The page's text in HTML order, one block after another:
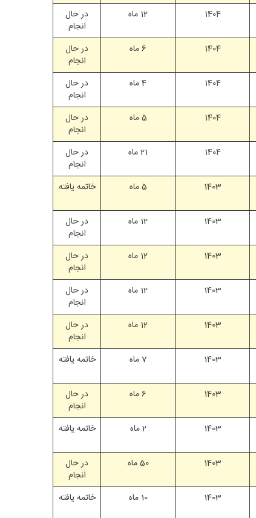
1404 12 ماه
در حال
انجام
1404 6 ماه
در حال
انجام
1404 4 ماه
در حال
انجام
1404 5 ماه
در حال
انجام
1404 21 ماه
در حال
انجام
1403 5 ماه خاتمه یافته
1403 12 ماه
در حال
انجام
1403 12 ماه
در حال
انجام
1403 12 ماه
در حال
انجام
1403 12 ماه
در حال
انجام
1403 7 ماه خاتمه یافته
1403 6 ماه
در حال
انجام
1403 2 ماه خاتمه یافته
1403 50 ماه
در حال
انجام
1403 10 ماه خاتمه یافته